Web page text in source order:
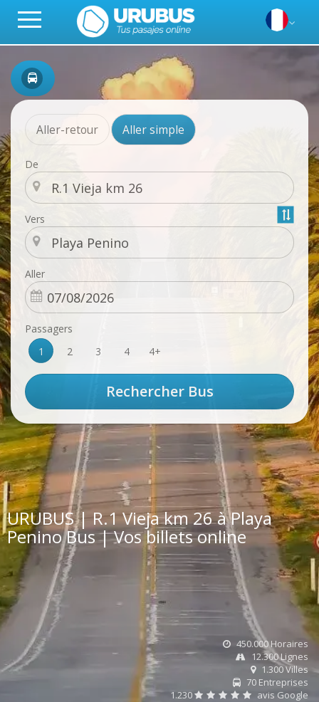
Aller-retour Aller simple
De
Vers
Aller
Passagers
1
2 3 4 4+
URUBUS | R.1 Vieja km 26 à Playa
Penino Bus | Vos billets online
450.000 Horaires
12.300 Lignes
1.300 Villes
70 Entreprises
1.230
avis Google